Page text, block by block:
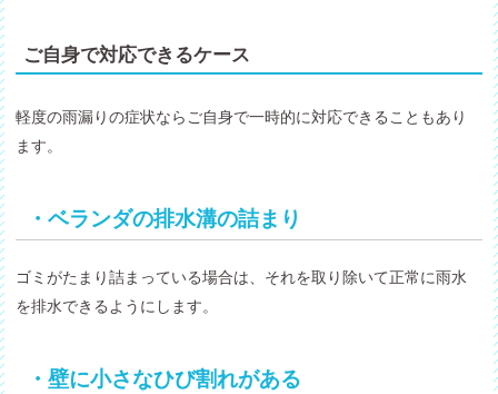
ご自身で対応できるケース
軽度の雨漏りの症状ならご自身で一時的に対応できることもあり
ます。
・ベランダの排水溝の詰まり
ゴミがたまり詰まっている場合は、それを取り除いて正常に雨水
を排水できるようにします。
・壁に小さなひび割れがある